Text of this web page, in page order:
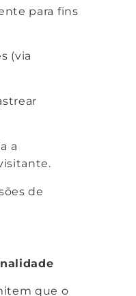
para fins
(via
a
de
que o